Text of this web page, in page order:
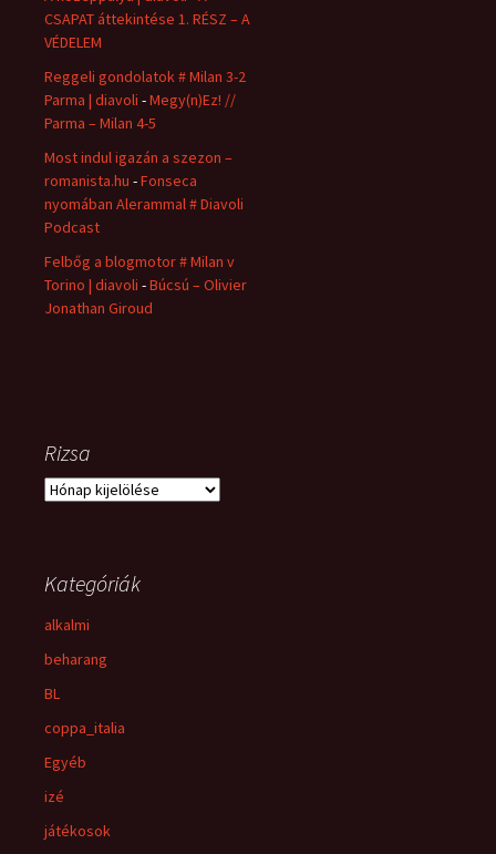
CSAPAT áttekintése 1. RÉSZ – A
VÉDELEM
Reggeli gondolatok # Milan 3-2
Parma | diavoli -Megy(n)Ez! //
Parma – Milan 4-5
Most indul igazán a szezon –
romanista.hu -Fonseca
nyomában Alerammal # Diavoli
Podcast
Felbőg a blogmotor # Milan v
Torino | diavoli -Búcsú – Olivier
Jonathan Giroud
Rizsa
Rizsa
Kategóriák
alkalmi
beharang
BL
coppa_italia
Egyéb
izé
játékosok